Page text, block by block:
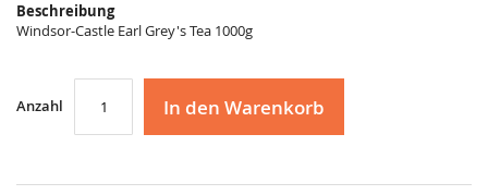
Beschreibung
Windsor-Castle Earl Grey's Tea 1000g
Anzahl In den Warenkorb